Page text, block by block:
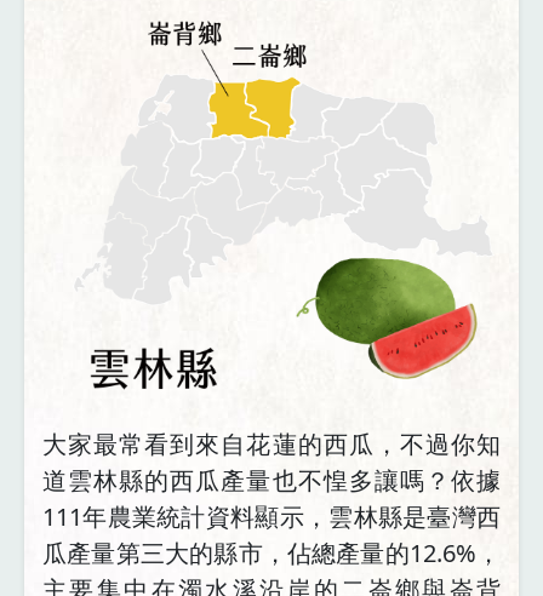
大家最常看到來自花蓮的西瓜，不過你知
道雲林縣的西瓜產量也不惶多讓嗎？依據
111年農業統計資料顯示，雲林縣是臺灣西
瓜產量第三大的縣市，佔總產量的12.6%，
主要集中在濁水溪沿岸的二崙鄉與崙背